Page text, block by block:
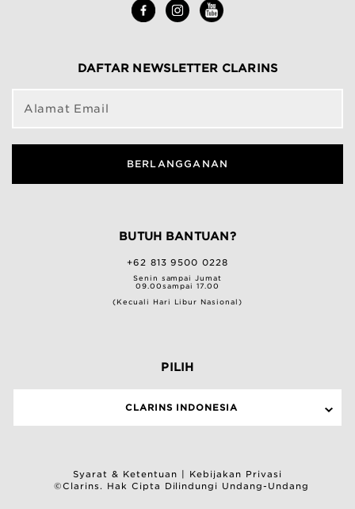
DAFTAR NEWSLETTER CLARINS
Alamat Email
BERLANGGANAN
BUTUH BANTUAN?
+62 813 9500 0228
Senin sampai Jumat
09.00sampai 17.00
(Kecuali Hari Libur Nasional)
PILIH
CLARINS INDONESIA
Syarat & Ketentuan
Kebijakan Privasi
©Clarins. Hak Cipta Dilindungi Undang-Undang